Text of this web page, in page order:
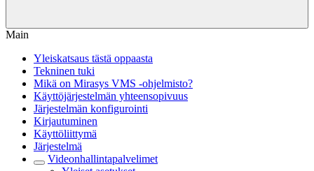
Main
Yleiskatsaus tästä oppaasta
Tekninen tuki
Mikä on Mirasys VMS -ohjelmisto?
Käyttöjärjestelmän yhteensopivuus
Järjestelmän konfigurointi
Kirjautuminen
Käyttöliittymä
Järjestelmä
Videonhallintapalvelimet